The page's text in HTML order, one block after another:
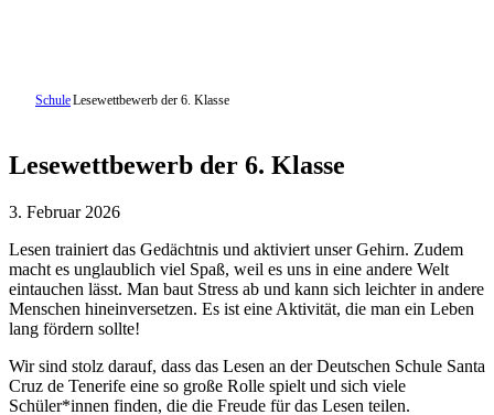
SchuleLesewettbewerb der 6. Klasse
Lesewettbewerb der 6. Klasse
3. Februar 2026
Lesen trainiert das Gedächtnis und aktiviert unser Gehirn. Zudem
macht es unglaublich viel Spaß, weil es uns in eine andere Welt
eintauchen lässt. Man baut Stress ab und kann sich leichter in andere
Menschen hineinversetzen. Es ist eine Aktivität, die man ein Leben
lang fördern sollte!
Wir sind stolz darauf, dass das Lesen an der Deutschen Schule Santa
Cruz de Tenerife eine so große Rolle spielt und sich viele
Schüler*innen finden, die die Freude für das Lesen teilen.